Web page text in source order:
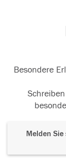
herzliches
Anfang und
31.03.2023
Besondere
Melden